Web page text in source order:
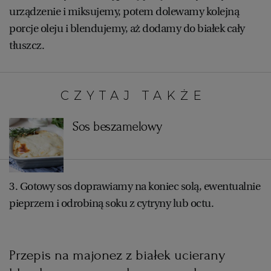
WROCŁAW
ZIELONA GÓRA
urządzenie i miksujemy, potem dolewamy kolejną
porcje oleju i blendujemy, aż dodamy do białek cały
tłuszcz.
CZYTAJ TAKŻE:
Sos beszamelowy
3. Gotowy sos doprawiamy na koniec solą, ewentualnie
pieprzem i odrobiną soku z cytryny lub octu.
Przepis na majonez z białek ucierany